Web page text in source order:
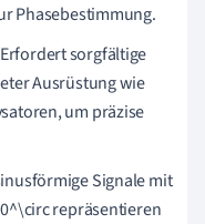
Phasebestimmung.
sorgfältige
Ausrüstung wie
um präzise
Signale mit
repräsentieren